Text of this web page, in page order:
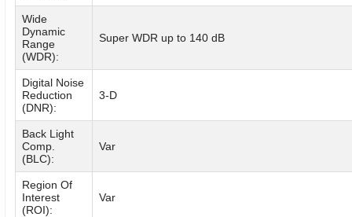
Wide
Dynamic
Range
(WDR):
Super WDR up to 140 dB
Digital Noise
Reduction
(DNR):
3-D
Back Light
Comp.
(BLC):
Var
Region Of
Interest
(ROI):
Var